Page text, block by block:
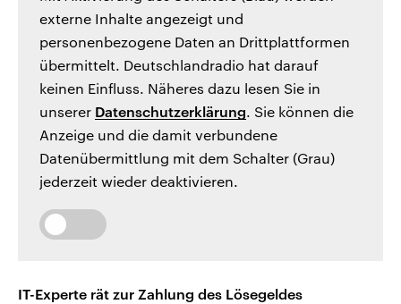
externe Inhalte angezeigt und
personenbezogene Daten an Drittplattformen
übermittelt. Deutschlandradio hat darauf
keinen Einfluss. Näheres dazu lesen Sie in
unserer Datenschutzerklärung. Sie können die
Anzeige und die damit verbundene
Datenübermittlung mit dem Schalter (Grau)
jederzeit wieder deaktivieren.
IT-Experte rät zur Zahlung des Lösegeldes